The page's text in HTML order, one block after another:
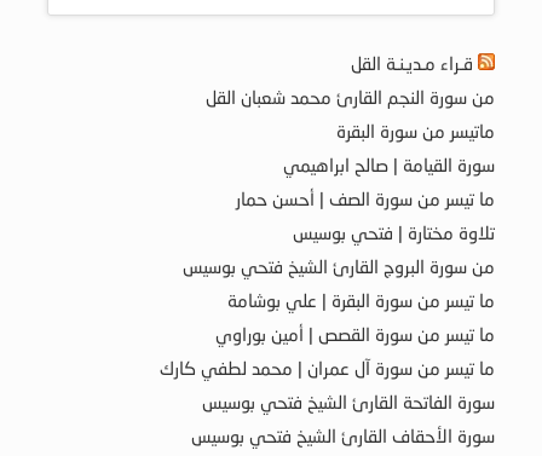
قـراء مـديـنـة القل
من سورة النجم القارئ محمد شعبان القل
ماتيسر من سورة البقرة
سورة القيامة | صالح ابراهيمي
ما تيسر من سورة الصف | أحسن حمار
تلاوة مختارة | فتحي بوسيس
من سورة البروج القارئ الشيخ فتحي بوسيس
ما تيسر من سورة البقرة | علي بوشامة
ما تيسر من سورة القصص | أمين بوراوي
ما تيسر من سورة آل عمران | محمد لطفي كارك
سورة الفاتحة القارئ الشيخ فتحي بوسيس
سورة الأحقاف القارئ الشيخ فتحي بوسيس